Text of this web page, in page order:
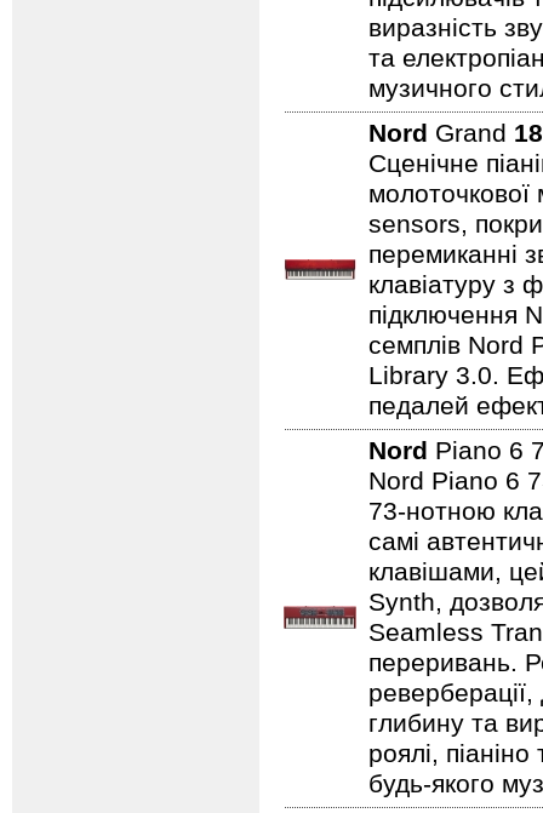
виразність
та
музичного
Nord Grand
Сценічне
sensors,
перемиканні
клавіатуру з
підключення
семплів Nord
Library 3.0.
педалей
Nord Piano 6
Nord Piano 6
73-нотною
самі
клавішами,
Synth,
Seamless
переривань.
глибину та
роялі,
будь-якого